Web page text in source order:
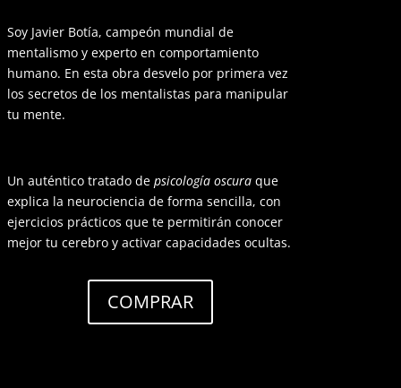
Soy Javier Botía, campeón mundial de
mentalismo y experto en comportamiento
humano. En esta obra desvelo por primera vez
los secretos de los mentalistas para manipular
tu mente.
Un auténtico tratado de psicología oscura que
explica la neurociencia de forma sencilla, con
ejercicios prácticos que te permitirán conocer
mejor tu cerebro y activar capacidades ocultas.
COMPRAR